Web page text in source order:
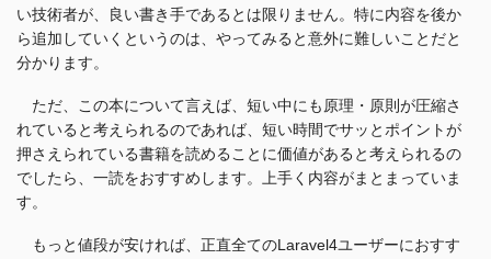
い技術者が、良い書き手であるとは限りません。特に内容を後か
ら追加していくというのは、やってみると意外に難しいことだと
分かります。
ただ、この本について言えば、短い中にも原理・原則が圧縮さ
れていると考えられるのであれば、短い時間でサッとポイントが
押さえられている書籍を読めることに価値があると考えられるの
でしたら、一読をおすすめします。上手く内容がまとまっていま
す。
もっと値段が安ければ、正直全てのLaravel4ユーザーにおすす